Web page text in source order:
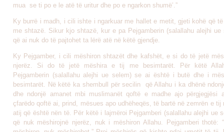
mua se ti po e le atë të uritur dhe po e ngarkon shumë’.”
Ky burrë i madh, i cili ishte i ngarkuar me hallet e metit, gjeti kohë që
me shtazë. Sikur kjo shtazë, kur e pa Pejgamberin (salallahu alejhi ue
që ai nuk do të pajtohet ta lërë atë në këtë gjendje.
Ky Pejgamber, i cili mëshiron shtazët dhe kafshët, e si do të jetë
njerëz. Si do të jetë mëshira e tij me besimtarët. Për këtë
Pejgamberin (salallahu alejhi ue selem) se ai është i butë dhe i
besimtarët. Në këtë ka shembull për secilin që Allahu i ka dhënë
dhe ndonjë amanet mbi muslimanët qoftë e madhe ajo përgjegjësi
çfarëdo qoftë ai, prind, mësues apo udhëheqës, të bartë në zemrën e tij
atij që është nën të. Për këtë i lajmëroi Pejgamberi (salallahu alejhi ue
që nuk mëshirojnë njerëz, nuk i mëshiron Allahu. Pejgamberi thotë: